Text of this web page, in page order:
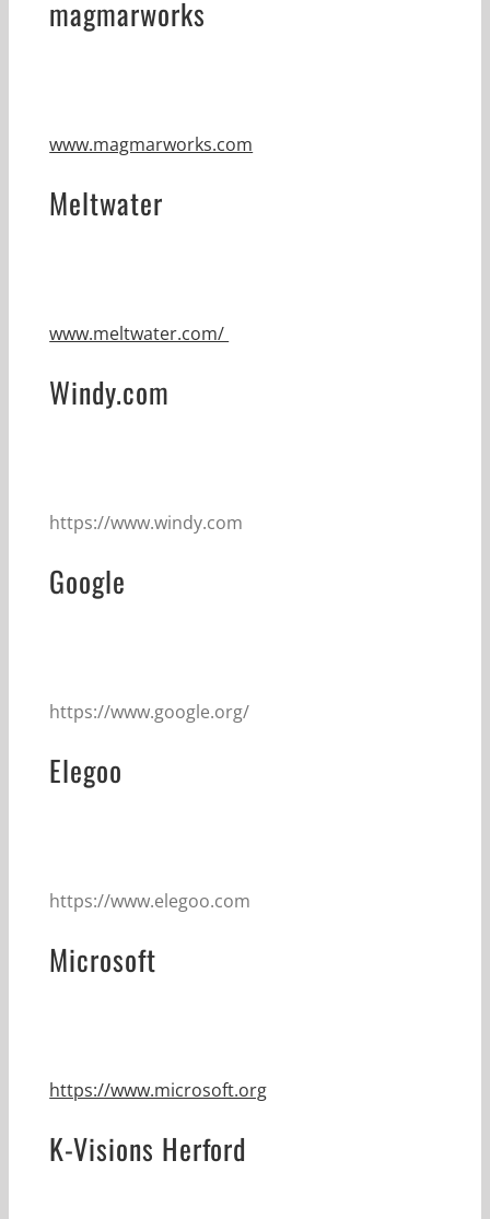
magmarworks
www.magmarworks.com
Meltwater
www.meltwater.com/
Windy.com
https://www.windy.com
Google
https://www.google.org/
Elegoo
https://www.elegoo.com
Microsoft
https://www.microsoft.org
K-Visions Herford